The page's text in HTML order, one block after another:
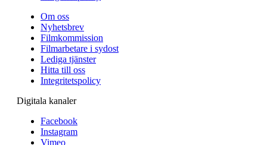
Om oss
Nyhetsbrev
Filmkommission
Filmarbetare i sydost
Lediga tjänster
Hitta till oss
Integritetspolicy
Digitala kanaler
Facebook
Instagram
Vimeo